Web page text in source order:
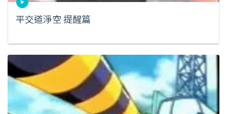
平交道淨空 提醒篇